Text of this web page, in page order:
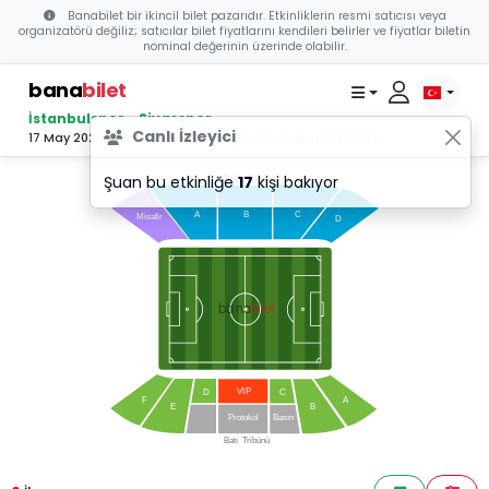
Banabilet bir ikincil bilet pazarıdır. Etkinliklerin resmi satıcısı veya
organizatörü değiliz; satıcılar bilet fiyatlarını kendileri belirler ve fiyatlar biletin
nominal değerinin üzerinde olabilir.
banabilet
İstanbulspor - Sivasspor
17 May 2024 17:00 - Necmi Kadıoğlu Stadyumu, İSTANBUL
Misafir
Protokol Basın
Doğu T ribünü
Batı Tribünü
VI P
D
C
B
A
F
E
D
C
B
A
banabilet
Canlı İzleyici
Şuan bu etkinliğe17kişi bakıyor